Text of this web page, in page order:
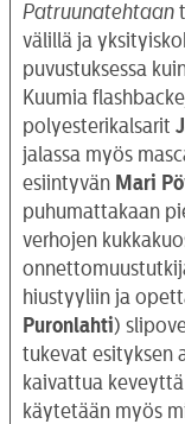
Patruunatehtaan
välillä ja
puvustuksessa
Kuumia
polyesterikalsarit
jalassa myös
esiintyvän Mari
puhumattakaan
verhojen
hiustyyliin ja
Puronlahti)
tukevat esityksen
kaivattua
käytetään myös